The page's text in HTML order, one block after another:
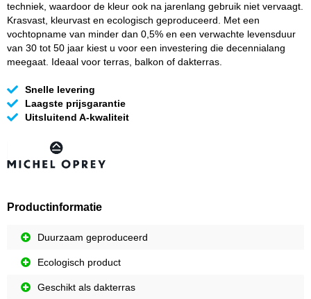
techniek, waardoor de kleur ook na jarenlang gebruik niet vervaagt.
Krasvast, kleurvast en ecologisch geproduceerd. Met een
vochtopname van minder dan 0,5% en een verwachte levensduur
van 30 tot 50 jaar kiest u voor een investering die decennialang
meegaat. Ideaal voor terras, balkon of dakterras.
Snelle levering
Laagste prijsgarantie
Uitsluitend A-kwaliteit
Productinformatie
Duurzaam geproduceerd
Ecologisch product
Geschikt als dakterras